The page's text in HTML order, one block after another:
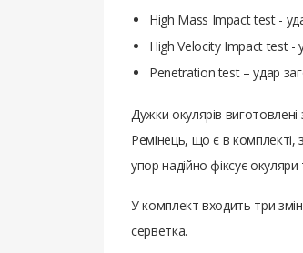
High Mass Impact test -
High Velocity Impact test -
Penetration test – удар
Дужки окулярів
Ремінець, що є в комплекті,
упор надійно фіксує
У комплект входить три
серветка.